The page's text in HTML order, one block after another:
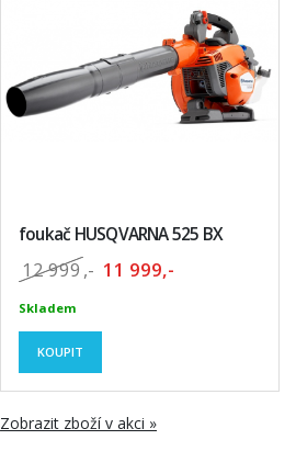
foukač HUSQVARNA 525 BX
12 999 ,- 11 999,-
Skladem
KOUPIT
Zobrazit zboží v akci »